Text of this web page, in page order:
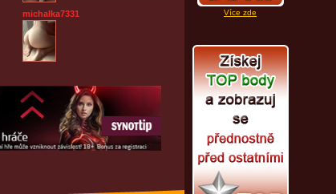
Více zde
michalka7331